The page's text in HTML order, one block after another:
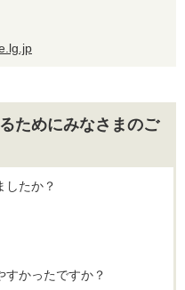
ためにみなさまのご
したか？
すかったですか？